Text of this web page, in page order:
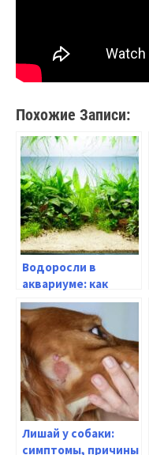
Похожие Записи:
Водоросли в
аквариуме: как
выбрать и
ухаживать за ними
Лишай у собаки:
симптомы, причины